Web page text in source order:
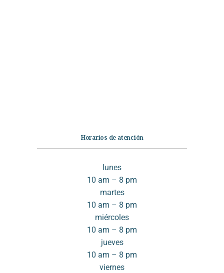
Horarios de atención
lunes
10 am – 8 pm
martes
10 am – 8 pm
miércoles
10 am – 8 pm
jueves
10 am – 8 pm
viernes